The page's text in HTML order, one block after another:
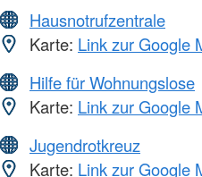
Hausnotrufzentrale
Karte: Link zur Google
Hilfe für Wohnungslose
Karte: Link zur Google
Jugendrotkreuz
Karte: Link zur Google